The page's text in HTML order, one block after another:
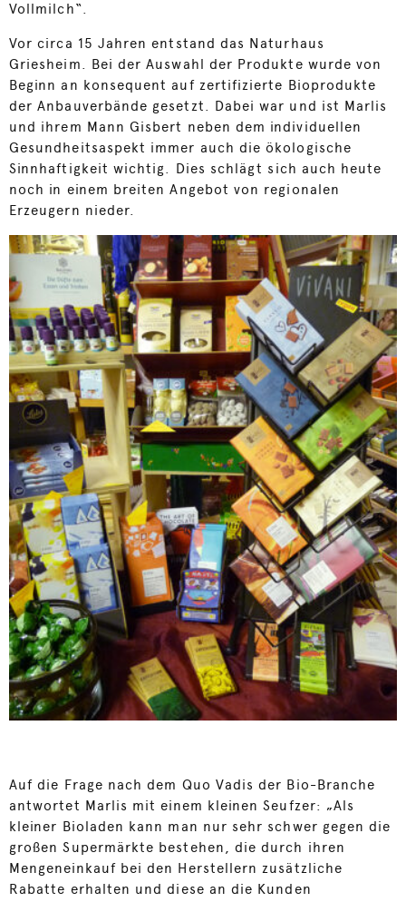
Vollmilch“.
Vor circa 15 Jahren entstand das Naturhaus
Griesheim. Bei der Auswahl der Produkte wurde von
Beginn an konsequent auf zertifizierte Bioprodukte
der Anbauverbände gesetzt. Dabei war und ist Marlis
und ihrem Mann Gisbert neben dem individuellen
Gesundheitsaspekt immer auch die ökologische
Sinnhaftigkeit wichtig. Dies schlägt sich auch heute
noch in einem breiten Angebot von regionalen
Erzeugern nieder.
Auf die Frage nach dem Quo Vadis der Bio-Branche
antwortet Marlis mit einem kleinen Seufzer: „Als
kleiner Bioladen kann man nur sehr schwer gegen die
großen Supermärkte bestehen, die durch ihren
Mengeneinkauf bei den Herstellern zusätzliche
Rabatte erhalten und diese an die Kunden